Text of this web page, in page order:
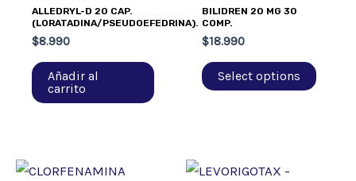
ALLEDRYL-D 20 CAP.
(LORATADINA/PSEUDOEFEDRINA).
$8.990
Añadir al
carrito
BILIDREN 20 MG 30
COMP.
$18.990
Select options